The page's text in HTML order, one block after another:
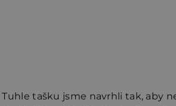
Tuhle tašku jsme navrhli tak, aby